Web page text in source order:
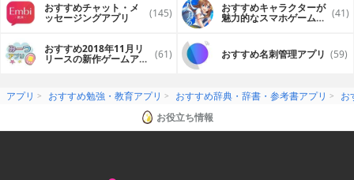
おすすめチャット・メ
ッセージングアプリ (145) おすすめキャラクターが
魅力的なスマホゲームア (41)
おすすめ2018年11月リ
リースの新作ゲームアプ (61) おすすめ名刺管理アプリ (59)
アプリ おすすめ勉強・教育アプリ おすすめ辞典・辞書・参考書アプリ
お
お役立ち情報